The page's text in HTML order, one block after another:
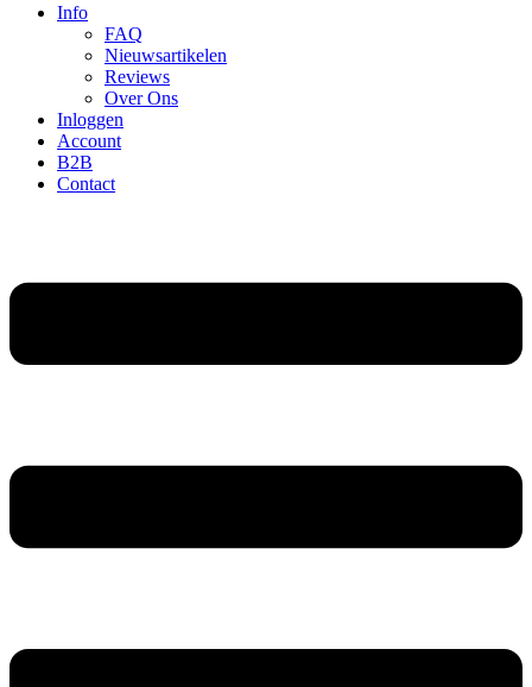
Info
FAQ
Nieuwsartikelen
Reviews
Over Ons
Inloggen
Account
B2B
Contact